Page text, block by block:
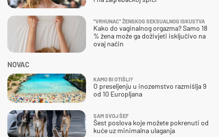
NOVAC
KAMO BI OTIŠLI?
O preseljenju u inozemstvo razmišlja 9
od 10 Europljana
SAM SVOJ ŠEF
Šest poslova koje možete pokrenuti od
kuće uz minimalna ulaganja
"VRHUNAC" ŽENSKOG SEKSUALNOG ISKUSTVA
Kako do vaginalnog orgazma? Samo 18
% žena može ga doživjeti isključivo na
ovaj način